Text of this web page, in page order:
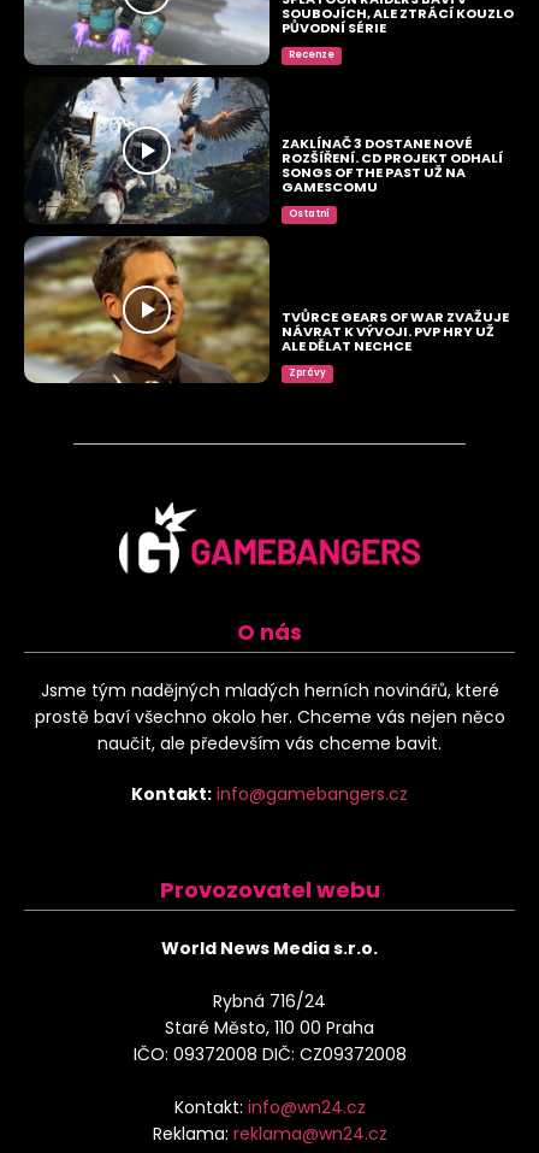
SOUBOJÍCH, ALE ZTRÁCÍ KOUZLO
PŮVODNÍ SÉRIE
Recenze
ZAKLÍNAČ 3 DOSTANE NOVÉ
ROZŠÍŘENÍ. CD PROJEKT ODHALÍ
SONGS OF THE PAST UŽ NA
GAMESCOMU
Ostatní
TVŮRCE GEARS OF WAR ZVAŽUJE
NÁVRAT K VÝVOJI. PVP HRY UŽ
ALE DĚLAT NECHCE
Zprávy
O nás
Jsme tým nadějných mladých herních novinářů, které
prostě baví všechno okolo her. Chceme vás nejen něco
naučit, ale především vás chceme bavit.
Kontakt: info@gamebangers.cz
Provozovatel webu
World News Media s.r.o.
Rybná 716/24
Staré Město, 110 00 Praha
IČO: 09372008 DIČ: CZ09372008
Kontakt: info@wn24.cz
Reklama: reklama@wn24.cz